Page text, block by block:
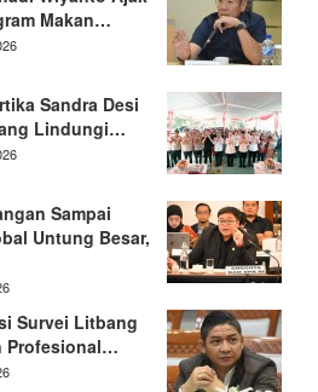
Makan…
Sandra Desi
Lindungi…
Sampai
Untung Besar,
Survei Litbang
Profesional…